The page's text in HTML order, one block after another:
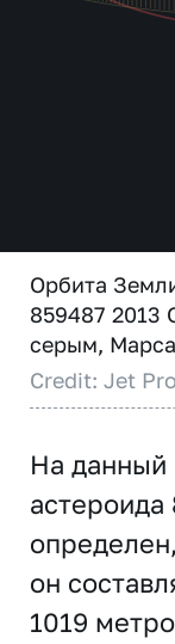
Орбита
859487 2013
серым,
Credit: Jet
На данный
астероида
он
1019